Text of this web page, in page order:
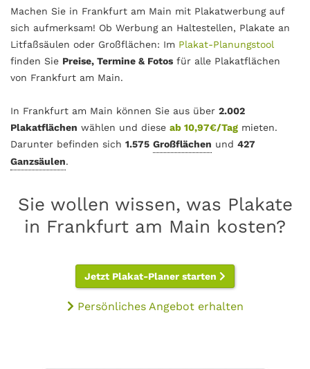
Machen Sie in Frankfurt am Main mit Plakatwerbung auf
sich aufmerksam! Ob Werbung an Haltestellen, Plakate an
Litfaßsäulen oder Großflächen: Im Plakat-Planungstool
finden Sie Preise, Termine & Fotos für alle Plakatflächen
von Frankfurt am Main.
In Frankfurt am Main können Sie aus über 2.002
Plakatflächen wählen und diese ab 10,97€/Tag mieten.
Darunter befinden sich 1.575 Großflächen und 427
Ganzsäulen.
Sie wollen wissen, was Plakate
in Frankfurt am Main kosten?
Jetzt Plakat-Planer starten
Persönliches Angebot erhalten